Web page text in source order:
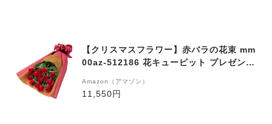
【クリスマスフラワー】赤バラの花束 mm
00az-512186 花キューピット プレゼント
Amazon（アマゾン）
11,550円